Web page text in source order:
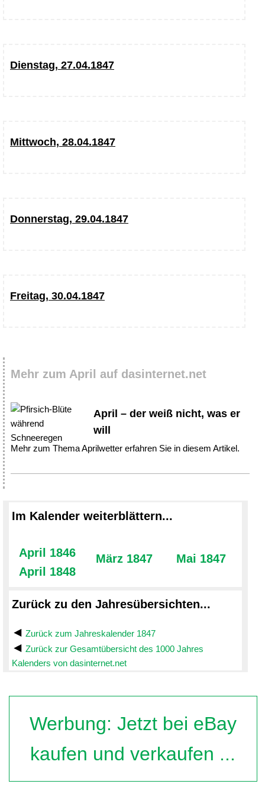
Dienstag, 27.04.1847
Mittwoch, 28.04.1847
Donnerstag, 29.04.1847
Freitag, 30.04.1847
Mehr zum April auf dasinternet.net
April – der weiß nicht, was er
will
Mehr zum Thema Aprilwetter erfahren Sie in diesem Artikel.
Im Kalender weiterblättern...
April 1846
April 1848
März 1847 Mai 1847
Zurück zu den Jahresübersichten...
Zurück zum Jahreskalender 1847
Zurück zur Gesamtübersicht des 1000 Jahres
Kalenders von dasinternet.net
Werbung: Jetzt bei eBay
kaufen und verkaufen ...